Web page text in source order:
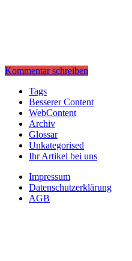
Kommentar schreiben
Tags
Besserer Content
WebContent
Archiv
Glossar
Unkategorised
Ihr Artikel bei uns
Impressum
Datenschutzerklärung
AGB